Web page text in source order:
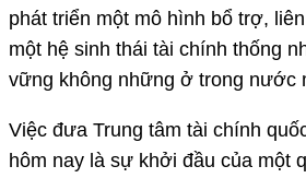
phát triển một mô hình bổ trợ,
một hệ sinh thái tài chính thống
vững không những ở trong nước
Việc đưa Trung tâm tài chính
hôm nay là sự khởi đầu của một